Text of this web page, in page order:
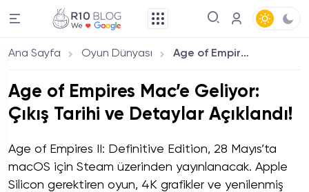
Ana Sayfa Oyun Dünyası Age of Empires Mac’e Geliyor: Çıkış Tarihi ve Detaylar Açıklandı!
Age of Empires Mac’e Geliyor:
Çıkış Tarihi ve Detaylar Açıklandı!
Age of Empires II: Definitive Edition, 28 Mayıs’ta
macOS için Steam üzerinden yayınlanacak. Apple
Silicon gerektiren oyun, 4K grafikler ve yenilenmiş